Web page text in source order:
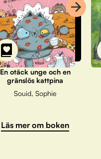
En otäck unge och en
gränslös kattpina
Souid, Sophie
Läs mer om boken